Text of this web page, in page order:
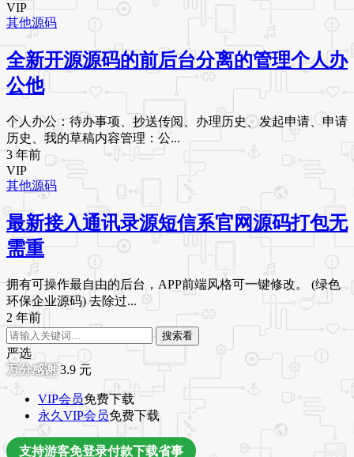
VIP
其他源码
全新开源源码的前后台分离的管理个人办
公他
个人办公：待办事项、抄送传阅、办理历史、发起申请、申请
历史、我的草稿内容管理：公...
3 年前
VIP
其他源码
最新接入通讯录源短信系官网源码打包无
需重
拥有可操作最自由的后台，APP前端风格可一键修改。 (绿色
环保企业源码) 去除过...
2 年前
搜索看
严选
3.9 元
VIP会员免费下载
永久VIP会员免费下载
支持游客免登录付款下载省事